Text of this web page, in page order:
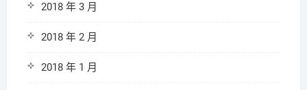
2018 年 3 月
2018 年 2 月
2018 年 1 月